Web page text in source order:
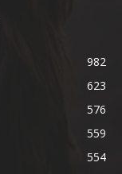
982
623
576
559
554